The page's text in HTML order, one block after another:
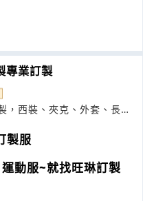
專業訂製
，西裝、夾克、外套、長
製服
動服~就找旺琳訂製